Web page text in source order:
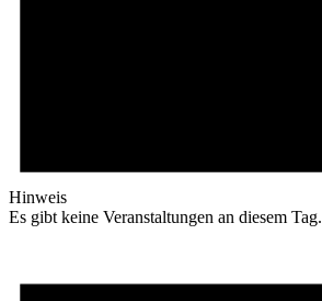
Hinweis
Es gibt keine Veranstaltungen an diesem Tag.